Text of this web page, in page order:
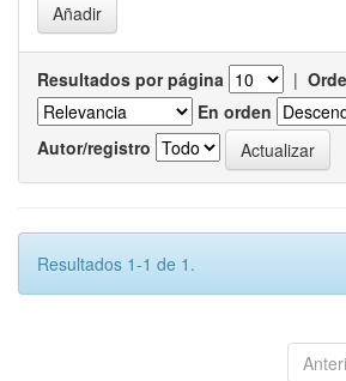
Resultados por página |
En orden
Autor/registro
Resultados 1-1 de 1.